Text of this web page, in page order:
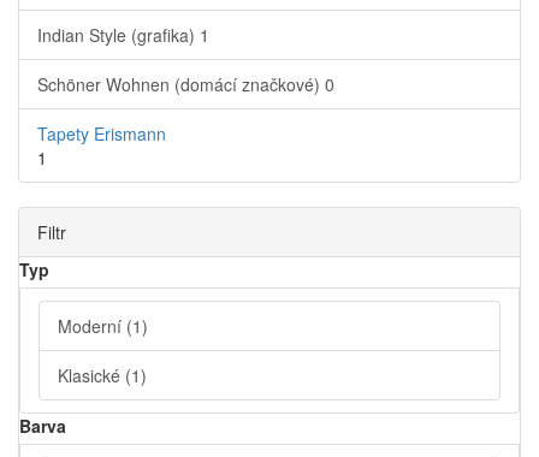
Indian Style (grafika) 1
Schöner Wohnen (domácí značkové) 0
Tapety Erismann
1
Filtr
Typ
Moderní (1)
Klasické (1)
Barva